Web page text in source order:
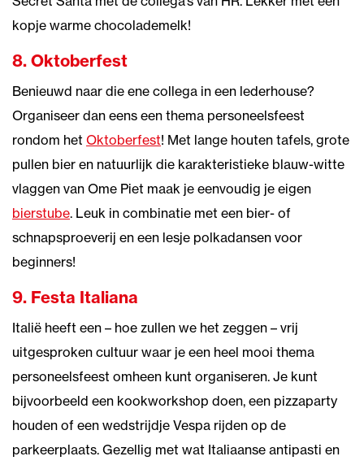
kopje warme chocolademelk!
8. Oktoberfest
Benieuwd naar die ene collega in een lederhouse?
Organiseer dan eens een thema personeelsfeest
rondom het Oktoberfest! Met lange houten tafels, grote
pullen bier en natuurlijk die karakteristieke blauw-witte
vlaggen van Ome Piet maak je eenvoudig je eigen
bierstube. Leuk in combinatie met een bier- of
schnapsproeverij en een lesje polkadansen voor
beginners!
9. Festa Italiana
Italië heeft een – hoe zullen we het zeggen – vrij
uitgesproken cultuur waar je een heel mooi thema
personeelsfeest omheen kunt organiseren. Je kunt
bijvoorbeeld een kookworkshop doen, een pizzaparty
houden of een wedstrijdje Vespa rijden op de
parkeerplaats. Gezellig met wat Italiaanse antipasti en